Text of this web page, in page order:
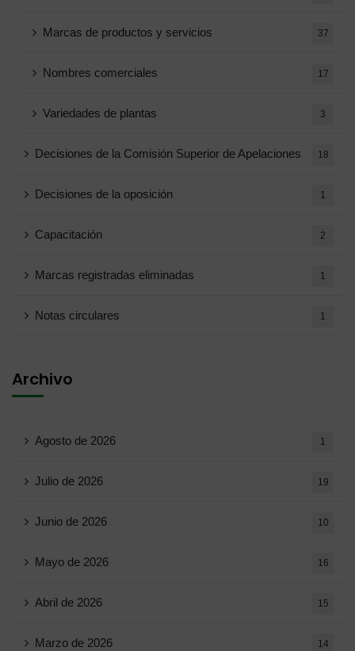
Marcas de productos y servicios 37
Nombres comerciales 17
Variedades de plantas 3
Decisiones de la Comisión Superior de Apelaciones 18
Decisiones de la oposición 1
Capacitación 2
Marcas registradas eliminadas 1
Notas circulares 1
Archivo
Agosto de 2026 1
Julio de 2026 19
Junio ​​de 2026 10
Mayo de 2026 16
Abril de 2026 15
Marzo de 2026 14